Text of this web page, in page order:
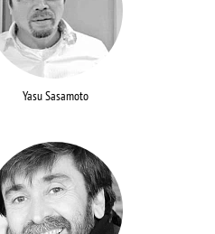
Yasu Sasamoto